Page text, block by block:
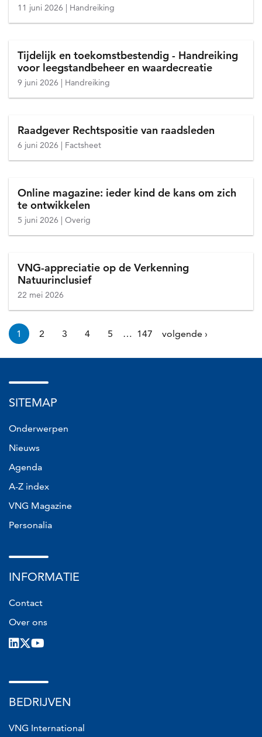
11 juni 2026 Handreiking
Tijdelijk en toekomstbestendig - Handreiking
voor leegstandbeheer en waardecreatie
9 juni 2026 Handreiking
Raadgever Rechtspositie van raadsleden
6 juni 2026 Factsheet
Online magazine: ieder kind de kans om zich
te ontwikkelen
5 juni 2026 Overig
VNG-appreciatie op de Verkenning
Natuurinclusief
22 mei 2026
Paginering
Huidige
1
Pagina
2
Pagina
3
Pagina
4
Pagina
5 …
Page
147
Volgende
volgende ›
SITEMAP
Onderwerpen
Nieuws
Agenda
A-Z index
VNG Magazine
Personalia
INFORMATIE
Contact
Over ons
LinkedIn
X
BEDRIJVEN
VNG International